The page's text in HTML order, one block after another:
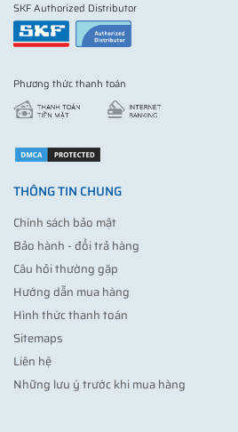
SKF Authorized Distributor
Phương thức thanh toán
THÔNG TIN CHUNG
Chính sách bảo mật
Bảo hành - đổi trả hàng
Câu hỏi thường gặp
Hướng dẫn mua hàng
Hình thức thanh toán
Sitemaps
Liên hệ
Những lưu ý trước khi mua hàng